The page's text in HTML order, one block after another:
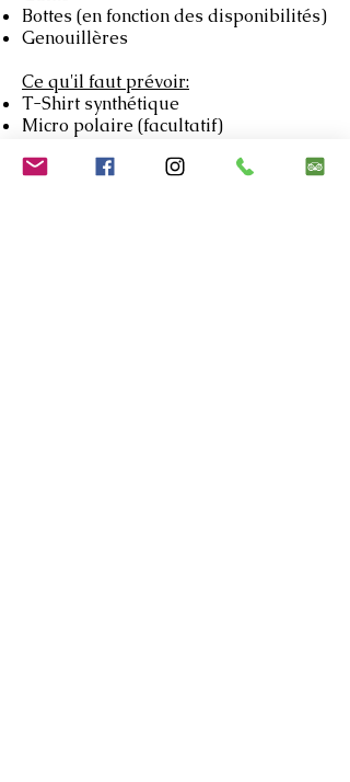
Bottes (en fonction des disponibilités)
Genouillères
Ce qu'il faut prévoir:
T-Shirt synthétique
Micro polaire (facultatif)
Bouteille d'eau